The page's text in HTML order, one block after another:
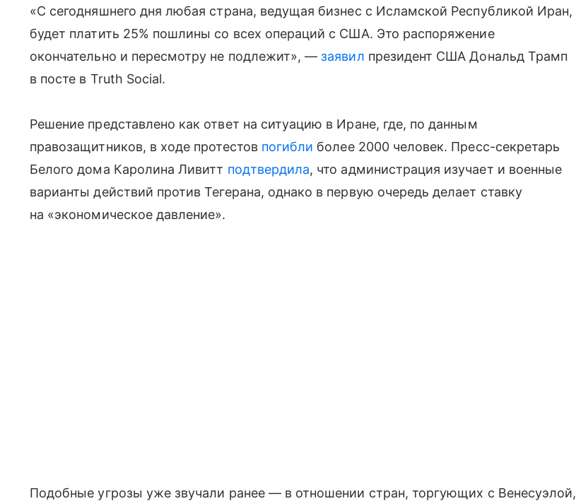
«С сегодняшнего дня любая страна, ведущая бизнес с Исламской Республикой Иран,
будет платить 25% пошлины со всех операций с США. Это распоряжение
окончательно и пересмотру не подлежит», — заявил президент США Дональд Трамп
в посте в Truth Social.
Решение представлено как ответ на ситуацию в Иране, где, по данным
правозащитников, в ходе протестов погибли более 2000 человек. Пресс-секретарь
Белого дома Каролина Ливитт подтвердила, что администрация изучает и военные
варианты действий против Тегерана, однако в первую очередь делает ставку
на «экономическое давление».
Подобные угрозы уже звучали ранее — в отношении стран, торгующих с Венесуэлой,